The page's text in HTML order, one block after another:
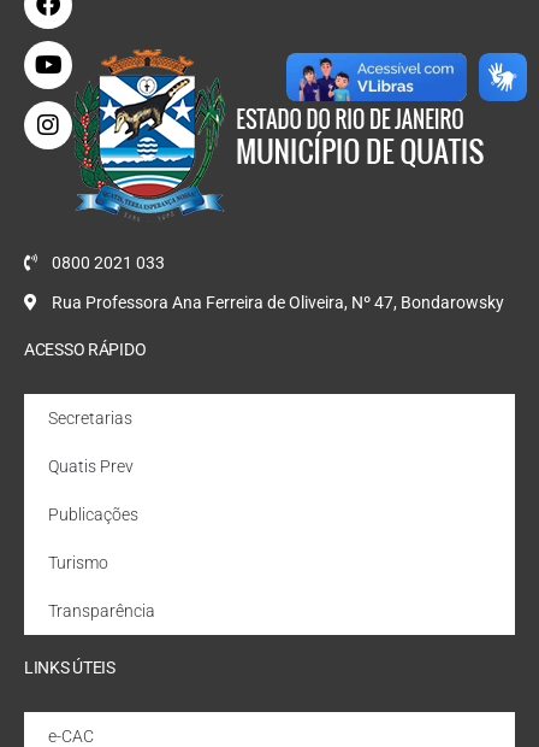
0800 2021 033
Rua Professora Ana Ferreira de Oliveira, Nº 47, Bondarowsky
ACESSO RÁPIDO
Secretarias
Quatis Prev
Publicações
Turismo
Transparência
LINKS ÚTEIS
e-CAC